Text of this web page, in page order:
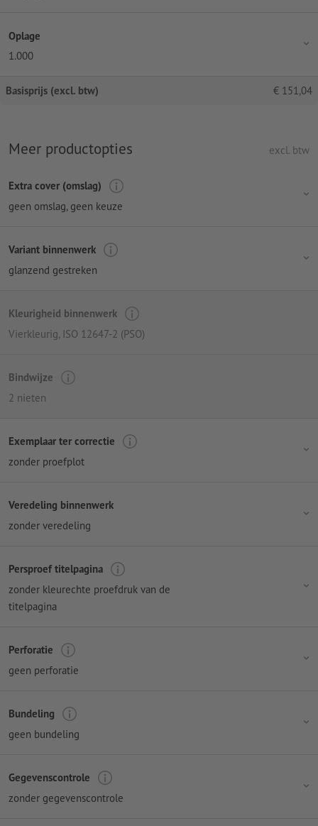
Oplage
1.000
Basisprijs (excl. btw) € 151,04
Meer productopties excl. btw
Extra cover (omslag)
geen omslag, geen keuze
Variant binnenwerk
glanzend gestreken
Kleurigheid binnenwerk
Vierkleurig, ISO 12647-2 (PSO)
Bindwijze
2 nieten
Exemplaar ter correctie
zonder proefplot
Veredeling binnenwerk
zonder veredeling
Persproef titelpagina
zonder kleurechte proefdruk van de
titelpagina
Perforatie
geen perforatie
Bundeling
geen bundeling
Gegevenscontrole
zonder gegevenscontrole